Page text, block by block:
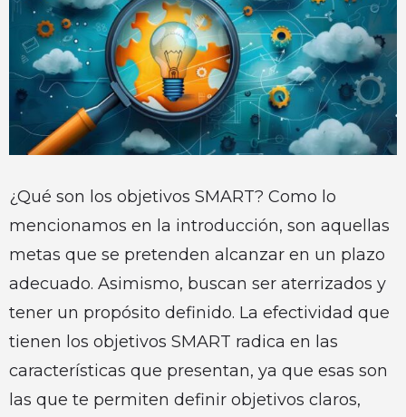
¿Qué son los objetivos SMART? Como lo
mencionamos en la introducción, son aquellas
metas que se pretenden alcanzar en un plazo
adecuado. Asimismo, buscan ser aterrizados y
tener un propósito definido. La efectividad que
tienen los objetivos SMART radica en las
características que presentan, ya que esas son
las que te permiten definir objetivos claros,